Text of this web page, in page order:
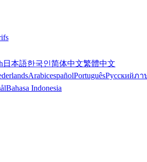
日本語한국인简体中文繁體中文
ArabicespañolPortuguêsРусскийภา
Bahasa Indonesia